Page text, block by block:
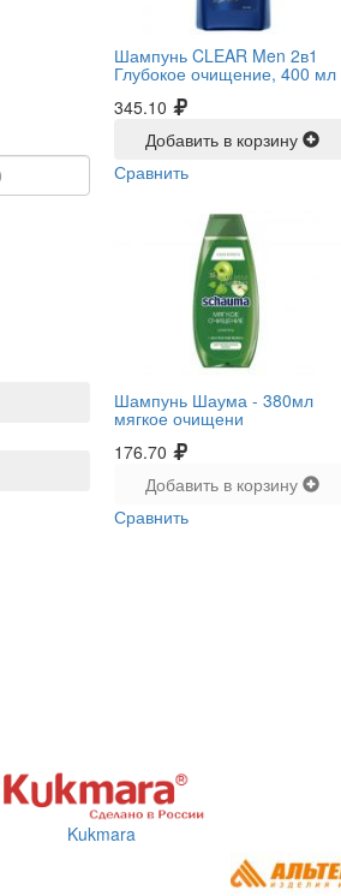
Шампунь CLEAR Men 2в1
Глубокое очищение, 400 мл
345.10
Добавить в корзину
Сравнить
Шампунь Шаума - 380мл
мягкое очищени
176.70
Добавить в корзину
Сравнить
Kukmara